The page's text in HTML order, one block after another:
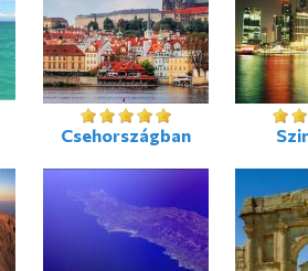
Csehországban